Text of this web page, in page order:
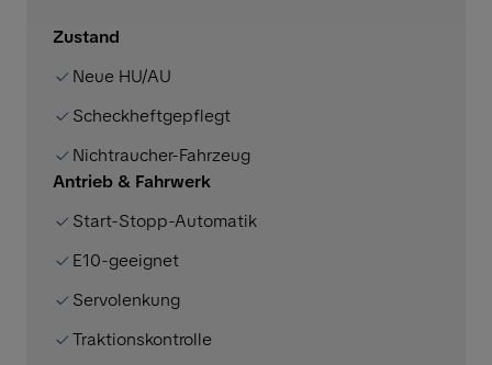
Zustand
Neue HU/AU
Scheckheftgepflegt
Nichtraucher-Fahrzeug
Antrieb & Fahrwerk
Start-Stopp-Automatik
E10-geeignet
Servolenkung
Traktionskontrolle